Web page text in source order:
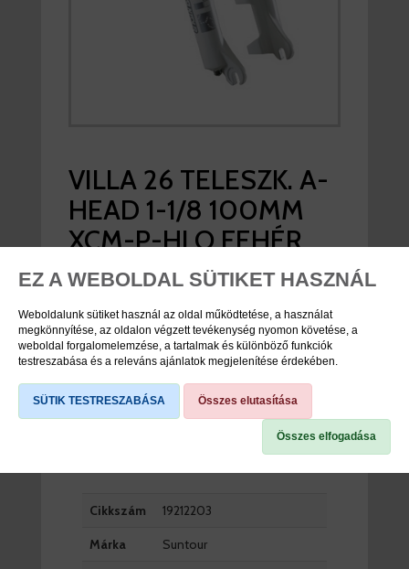
EZ A WEBOLDAL SÜTIKET HASZNÁL
Weboldalunk sütiket használ az oldal működtetése, a használat
megkönnyítése, az oldalon végzett tevékenység nyomon követése, a
weboldal forgalomelemzése, a tartalmak és különböző funkciók
testreszabása és a releváns ajánlatok megjelenítése érdekében.
SÜTIK TESTRESZABÁSA Összes elutasítása
Összes elfogadása
VILLA 26 TELESZK. A-
HEAD 1-1/8 100MM
XCM-P-HLO FEHÉR
SUNTOUR
TÁRCSAFÉK/V-FÉK
viddabringat ár:47.690 Ft
TERMÉK SPECIFIKÁCIÓK
Cikkszám 19212203
Márka Suntour